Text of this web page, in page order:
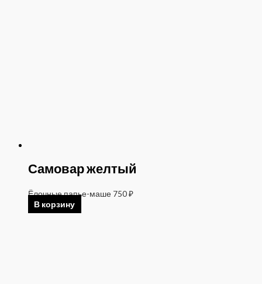
Самовар желтый
Ёлочные папье-маше 750₽
В корзину